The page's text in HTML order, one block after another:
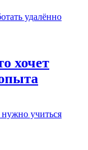
хочет